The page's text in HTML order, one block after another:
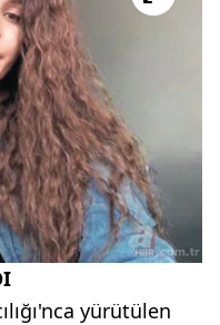
yürütülen